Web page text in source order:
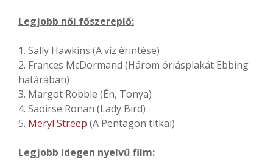
Legjobb női főszereplő:
1. Sally Hawkins (A víz érintése)
2. Frances McDormand (Három óriásplakát Ebbing
határában)
3. Margot Robbie (Én, Tonya)
4. Saoirse Ronan (Lady Bird)
5. Meryl Streep (A Pentagon titkai)
Legjobb idegen nyelvű film: